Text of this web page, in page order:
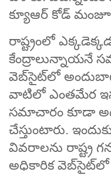
క్యూఆర్‌ కోడ్‌
రాష్ట్రంలో
కేంద్రాలున్నాయనే
వెబ్‌సైట్‌లో
వాటిలో ఎంతమేర
సమాచారం కూడా
చేస్తుంటారు.
వివరాలను రాష్ట్ర
అధికారిక వెబ్‌సైట్‌లో